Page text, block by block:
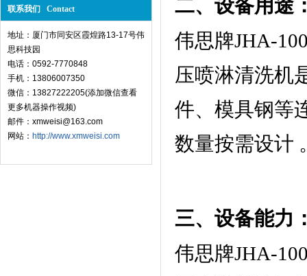
联系我们 Contact
地址：厦门市同安区霞煌路13-17号伟
思科技园
电话：0592-7770848
手机：13806007350
微信：13827222205(添加微信查看
更多机器操作视频)
邮件：xmweisi@163.com
网站： http://www.xmweisi.com
二、设备用途
伟思牌JHA-
压喷淋清洗机
件、模具钢等
数量按需设计
三、设备能力
伟思牌JHA-